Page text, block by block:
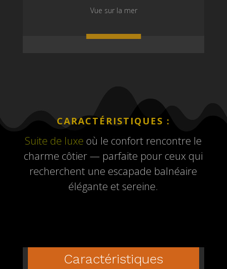
Vue sur la mer
CARACTÉRISTIQUES :
Suite de luxe où le confort rencontre le
charme côtier — parfaite pour ceux qui
recherchent une escapade balnéaire
élégante et sereine.
Caractéristiques